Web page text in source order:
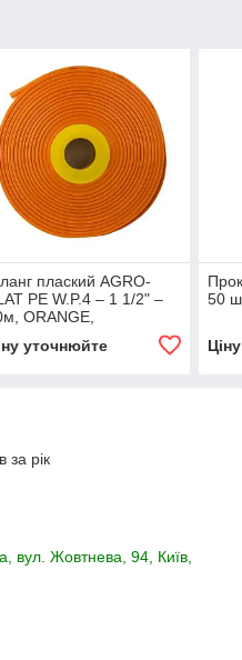
плаский AGRO-
PE W.P.4 – 1 1/2" –
ORANGE,
уточнюйте
50
за рік
вул. Жовтнева, 94, Київ,